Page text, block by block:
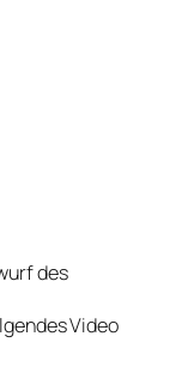
des
Video